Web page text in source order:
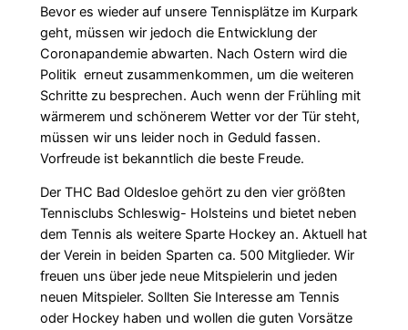
Bevor es wieder auf unsere Tennisplätze im Kurpark
geht, müssen wir jedoch die Entwicklung der
Coronapandemie abwarten. Nach Ostern wird die
Politik erneut zusammenkommen, um die weiteren
Schritte zu besprechen. Auch wenn der Frühling mit
wärmerem und schönerem Wetter vor der Tür steht,
müssen wir uns leider noch in Geduld fassen.
Vorfreude ist bekanntlich die beste Freude.
Der THC Bad Oldesloe gehört zu den vier größten
Tennisclubs Schleswig- Holsteins und bietet neben
dem Tennis als weitere Sparte Hockey an. Aktuell hat
der Verein in beiden Sparten ca. 500 Mitglieder. Wir
freuen uns über jede neue Mitspielerin und jeden
neuen Mitspieler. Sollten Sie Interesse am Tennis
oder Hockey haben und wollen die guten Vorsätze